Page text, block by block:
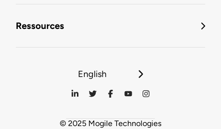
Ressources
English
© 2025 Mogile Technologies